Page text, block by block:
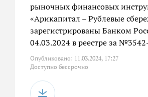
рыночных финансовых
«Арикапитал – Рублевые
зарегистрированы Банком
04.03.2024 в реестре за
Опубликовано: 11.03.2024, 17:27
Доступно бессрочно